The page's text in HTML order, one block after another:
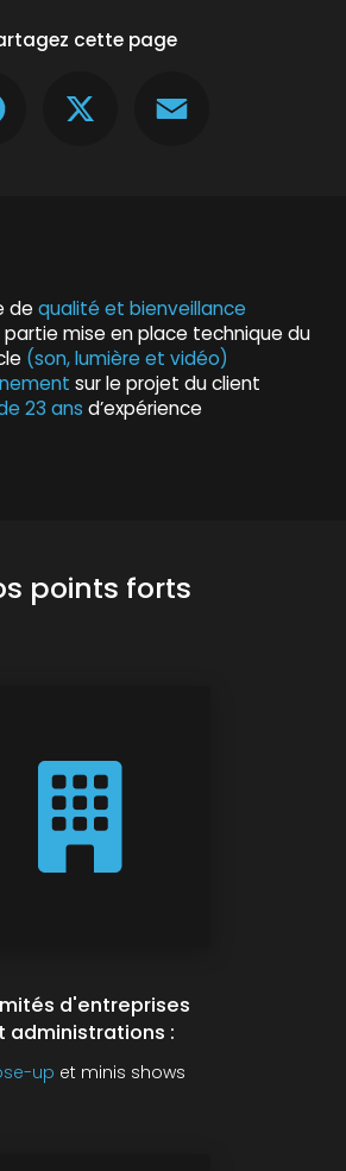
cette page
dequalité et bienveillance
partie mise en place technique du
(son, lumière et vidéo)
sur le projet du client
23 ans d’expérience
points forts
d'entreprises
administrations :
up et minis shows